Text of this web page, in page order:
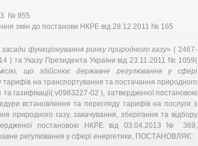
№ 955
змін до постанови НКРЕ від 28.12.2011 № 165
функціонування ринку природного газу» ( 2467-
) та Указу Президента України від 23.11.2011 № 1059(
що здійснює державне регулювання у сфері
на транспортування та постачання природного
та газифікації( v0983227-02 ), затвердженої постановою
встановлення та перегляду тарифів на послуги з
природного газу, закачування, зберігання та відбору
постановою НКРЕ від 03.04.2013 № 369,
регулювання у сфері енергетики, ПОСТАНОВЛЯЄ: